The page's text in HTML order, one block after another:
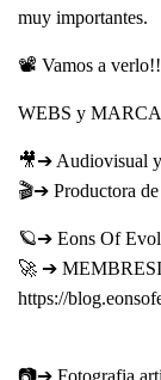
muy importantes.
📽 Vamos a
WEBS y
🎥➔ Audiovisual y
🎬➔ Productora
🪐➔ Eons Of
🚀 ➔
https://